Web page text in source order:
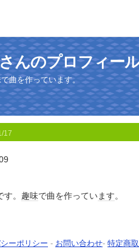
んのプロフィー
曲を作っています。
17
す。 趣味で曲を作っています。
ーポリシー - お問い合わせ- 特定商